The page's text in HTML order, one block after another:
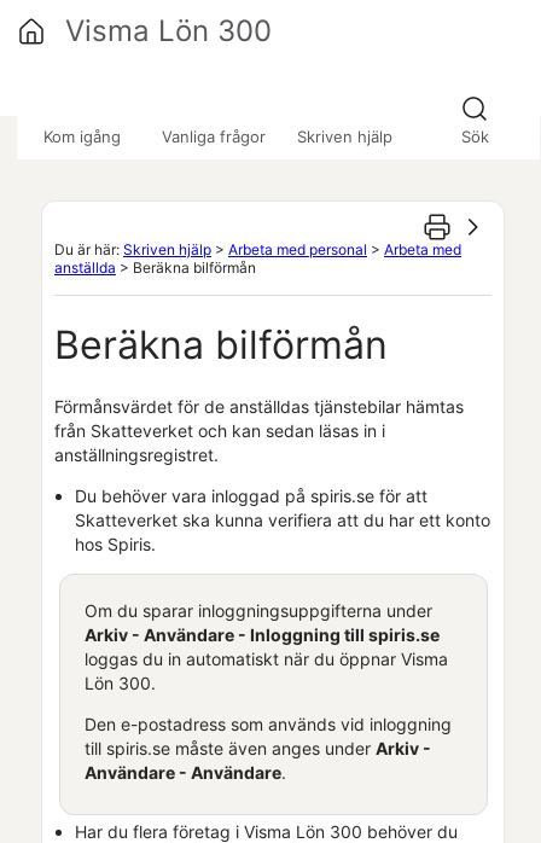
Kom igång Vanliga frågor Skriven hjälp Sök
Visma Lön 300
Du är här: Skriven hjälp > Arbeta med personal > Arbeta med
anställda > Beräkna bilförmån
Beräkna bilförmån
Förmånsvärdet för de anställdas tjänstebilar hämtas
från Skatteverket och kan sedan läsas in i
anställningsregistret.
Du behöver vara inloggad på spiris.se för att
Skatteverket ska kunna verifiera att du har ett konto
hos Spiris.
Om du sparar inloggningsuppgifterna under
Arkiv - Användare - Inloggning till spiris.se
loggas du in automatiskt när du öppnar Visma
Lön 300.
Den e-postadress som används vid inloggning
till spiris.semåste även anges under Arkiv -
Användare - Användare.
Har du flera företag i Visma Lön 300 behöver du